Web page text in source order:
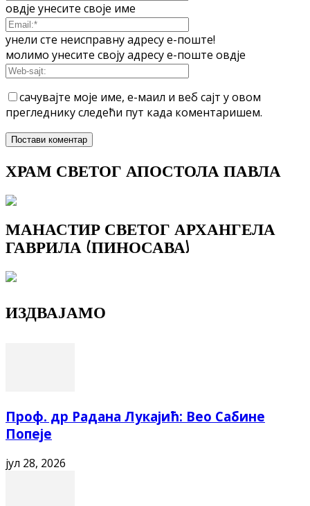
овдје унесите своје име
унели сте неисправну адресу е-поште!
молимо унесите своју адресу е-поште овдје
сачувајте моје име, е-маил и веб сајт у овом
прегледнику следећи пут када коментаришем.
ХРАМ СВЕТОГ АПОСТОЛА ПАВЛА
МАНАСТИР СВЕТОГ АРХАНГЕЛА
ГАВРИЛА (ПИНОСАВА)
ИЗДВАЈАМО
Проф. др Радана Лукајић: Вео Сабине
Попеје
јул 28, 2026